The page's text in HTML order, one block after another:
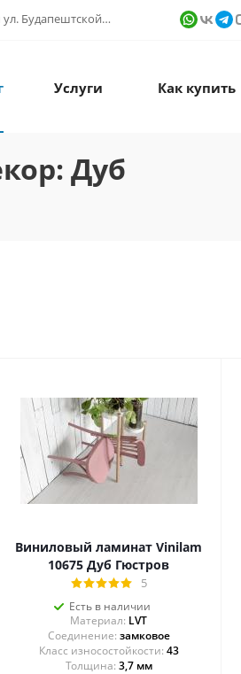
г. Санкт-Петербург, ул. Фучика д. 9, ТК "КУБАТУРА" (вход со стороны ул. Будапештской) № 1в.541
Услуги Как купить
Дуб
Виниловый ламинат Vinilam
10675 Дуб Гюстров
5
Есть в наличии
Материал: LVT
Соединение: замковое
43
Толщина: 3,7 мм